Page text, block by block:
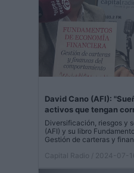
David Cano (AFI):
activos que tengan
Diversificación, riesgos y
(AFI) y su libro
Gestión de carteras y
Capital Radio
/ 2024-07-